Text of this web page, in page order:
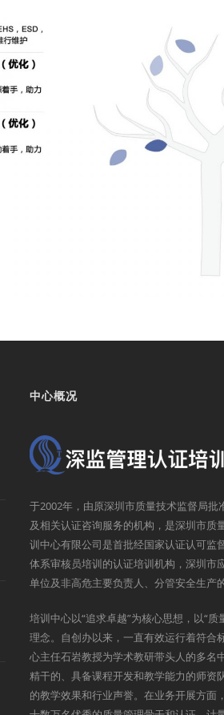
中心概况
于2002年，由原深圳市质量技术监督局
及相关认证咨询服务的机构，是深圳市
训中心有限公司是首批经国家认证认可监
体系审核员培训的认证培训机构，深圳市
单位及非高危主要负责人、分管安全生产
培训中心以“追求卓越”为核心思想，以“
理念。自创办以来，一直有效运行着符合
心主任石岩教授为学术教研带头人的多名
精干的、具备课程开发和教学能力的师资
的教学效果和行业声誉。在业务开展方面